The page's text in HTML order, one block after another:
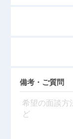
備考・ご質問